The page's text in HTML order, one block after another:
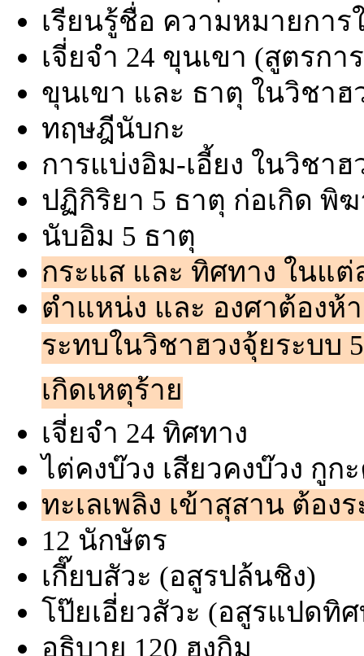
เรียนรู้ชื่อ ความหมายกา
เจี่ยจำ 24 ขุนเขา (สูตรกา
ขุนเขา และ ธาตุ ในวิชาฮ
ทฤษฎีนับกะ
การแบ่งอิม-เอี้ยง ในวิชา
ปฏิกิริยา 5 ธาตุ ก่อเกิด พิ
นับอิม 5 ธาตุ
กระแส และ ทิศทาง ในแต่
ตำแหน่ง และ องศาต้องห้
ระทบในวิชาฮวงจุ้ยระบบ
เกิดเหตุร้าย
เจี่ยจำ 24 ทิศทาง
ไต่คงบ๊วง เสียวคงบ๊วง กูก
ทะเลเพลิง เข้าสุสาน ต้องร
12 นักษัตร
เกี๊ยบสัวะ (อสูรปล้นชิง)
โป๊ยเอี่ยวสัวะ (อสูรแปดทิ
อธิบาย 120 ฮุงกิม